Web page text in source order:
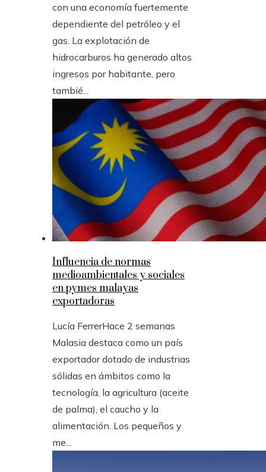
con una economía fuertemente
dependiente del petróleo y el
gas. La explotación de
hidrocarburos ha generado altos
ingresos por habitante, pero
tambié...
Influencia de normas
medioambientales y sociales
en pymes malayas
exportadoras
Lucía FerrerHace 2 semanas
Malasia destaca como un país
exportador dotado de industrias
sólidas en ámbitos como la
tecnología, la agricultura (aceite
de palma), el caucho y la
alimentación. Los pequeños y
me...